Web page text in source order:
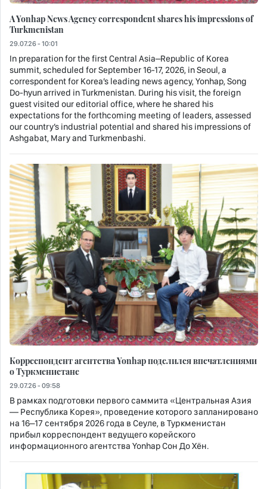
A Yonhap News Agency correspondent shares his impressions of
Turkmenistan
29.07.26 - 10:01
In preparation for the first Central Asia–Republic of Korea
summit, scheduled for September 16-17, 2026, in Seoul, a
correspondent for Korea’s leading news agency, Yonhap, Song
Do-hyun arrived in Turkmenistan. During his visit, the foreign
guest visited our editorial office, where he shared his
expectations for the forthcoming meeting of leaders, assessed
our country’s industrial potential and shared his impressions of
Ashgabat, Mary and Turkmenbashi.
Корреспондент агентства Yonhap поделился впечатлениями
о Туркменистане
29.07.26 - 09:58
В рамках подготовки первого саммита «Центральная Азия
— Республика Корея», проведение которого запланировано
на 16–17 сентября 2026 года в Сеуле, в Туркменистан
прибыл корреспондент ведущего корейского
информационного агентства Yonhap Сон До Хён.